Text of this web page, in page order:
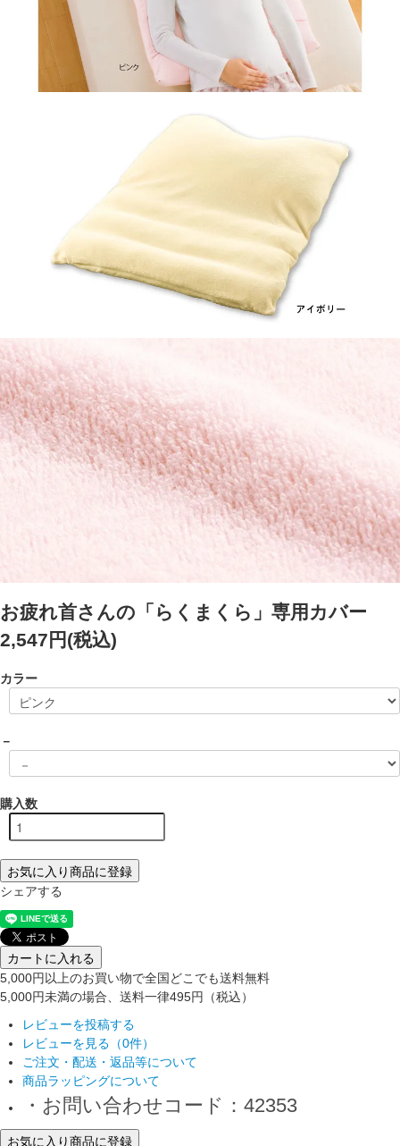
お疲れ首さんの「らくまくら」専用カバー
2,547円(税込)
カラー
－
購入数
お気に入り商品に登録
シェアする
カートに入れる
5,000円以上のお買い物で全国どこでも送料無料
5,000円未満の場合、送料一律495円（税込）
レビューを投稿する
レビューを見る（0件）
ご注文・配送・返品等について
商品ラッピングについて
・お問い合わせコード：42353
お気に入り商品に登録